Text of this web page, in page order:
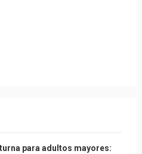
para adultos mayores: